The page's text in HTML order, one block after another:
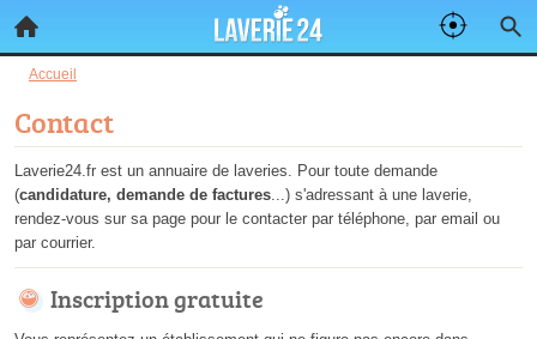
Accueil
Contact
Laverie24.fr est un annuaire de laveries. Pour toute demande
(candidature, demande de factures...) s'adressant à une laverie,
rendez-vous sur sa page pour le contacter par téléphone, par email ou
par courrier.
Inscription gratuite